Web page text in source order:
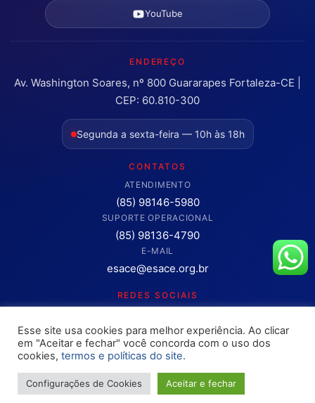
YouTube
ENDEREÇO
Av. Washington Soares, nº 800 Guararapes Fortaleza-CE |
CEP: 60.810-300
Segunda a sexta-feira — 10h às 18h
CONTATOS
ATENDIMENTO
(85) 98146-5980
SUPORTE OPERACIONAL
(85) 98136-4790
E-MAIL
esace@esace.org.br
REDES SOCIAIS
Clique para abrir os canais oficiais.
Copyright © 2025 – OAB ESA-CE. Todos os direitos reservados
Site desenvolvimento pelaRokket / Ethics Ventures
Esse site usa cookies para melhor experiência. Ao clicar
em "Aceitar e fechar" você concorda com o uso dos
cookies, termos e políticas do site.
Configurações de Cookies Aceitar e fechar